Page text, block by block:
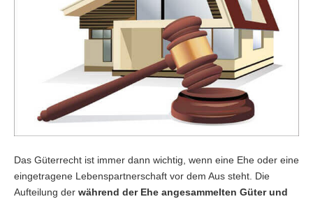
Das Güterrecht ist immer dann wichtig, wenn eine Ehe oder eine
eingetragene Lebenspartnerschaft vor dem Aus steht. Die
Aufteilung der während der Ehe angesammelten Güter und